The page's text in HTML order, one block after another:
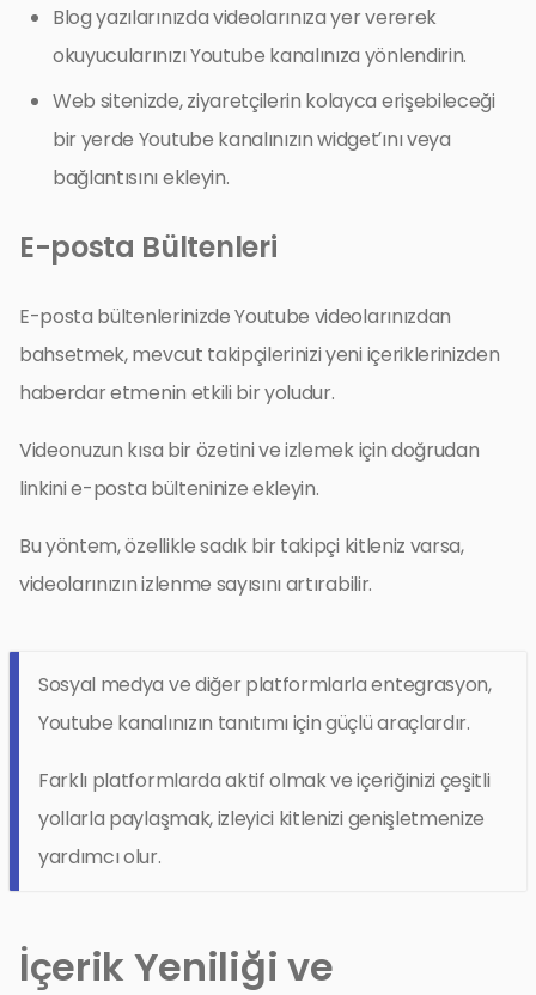
Blog yazılarınızda videolarınıza yer vererek
okuyucularınızı Youtube kanalınıza yönlendirin.
Web sitenizde, ziyaretçilerin kolayca erişebileceği
bir yerde Youtube kanalınızın widget’ını veya
bağlantısını ekleyin.
E-posta Bültenleri
E-posta bültenlerinizde Youtube videolarınızdan
bahsetmek, mevcut takipçilerinizi yeni içeriklerinizden
haberdar etmenin etkili bir yoludur.
Videonuzun kısa bir özetini ve izlemek için doğrudan
linkini e-posta bülteninize ekleyin.
Bu yöntem, özellikle sadık bir takipçi kitleniz varsa,
videolarınızın izlenme sayısını artırabilir.
Sosyal medya ve diğer platformlarla entegrasyon,
Youtube kanalınızın tanıtımı için güçlü araçlardır.
Farklı platformlarda aktif olmak ve içeriğinizi çeşitli
yollarla paylaşmak, izleyici kitlenizi genişletmenize
yardımcı olur.
İçerik Yeniliği ve